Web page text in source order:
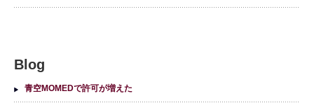
Blog
青空MOMEDで許可が増えた